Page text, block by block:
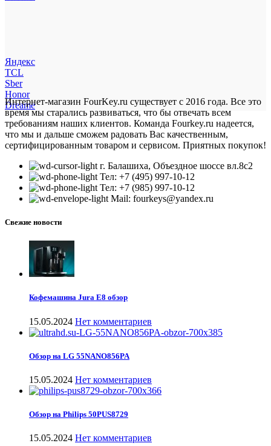
Яндекс
TCL
Sber
Honor
Dreame
Интернет-магазин FourKey.ru существует с 2016 года. Все это
время мы старались развиваться, что бы отвечать всем
требованиям наших клиентов. Команда Fourkey.ru надеется,
что мы и дальше сможем радовать Вас качественным,
сертифицированным товаром и сервисом. Приятных покупок!
г. Балашиха, Объездное шоссе вл.8c2
Тел: +7 (495) 997-10-12
Тел: +7 (985) 997-10-12
Mail: fourkeys@yandex.ru
Свежие новости
Кофемашина Jura E8 обзор
15.05.2024 Нет комментариев
Обзор на LG 55NANO856PA
15.05.2024 Нет комментариев
Обзор на Philips 50PUS8729
15.05.2024 Нет комментариев